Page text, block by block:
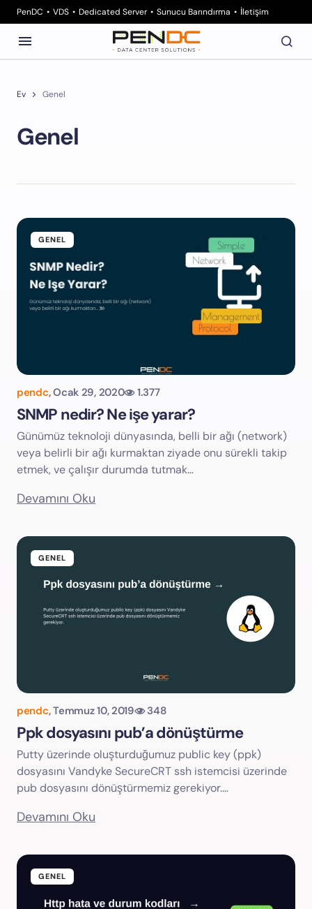
PenDC VDS Dedicated Server Sunucu Barındırma İletişim
Ev Genel
Genel
GENEL
pendc, Ocak 29, 2020 1.377
SNMP nedir? Ne işe yarar?
Günümüz teknoloji dünyasında, belli bir ağı (network)
veya belirli bir ağı kurmaktan ziyade onu sürekli takip
etmek, ve çalışır durumda tutmak…
Devamını Oku
GENEL
pendc, Temmuz 10, 2019 348
Ppk dosyasını pub’a dönüştürme
Putty üzerinde oluşturduğumuz public key (ppk)
dosyasını Vandyke SecureCRT ssh istemcisi üzerinde
pub dosyasını dönüştürmemiz gerekiyor.…
Devamını Oku
GENEL